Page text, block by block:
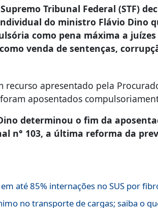
Tribunal Federal (STF)
do ministro Flávio Dino
como pena máxima a
venda de sentenças,
apresentado pela
aposentados
determinou o fim da
n° 103, a última reforma da
até 85% internações no SUS por
no transporte de cargas; saiba o